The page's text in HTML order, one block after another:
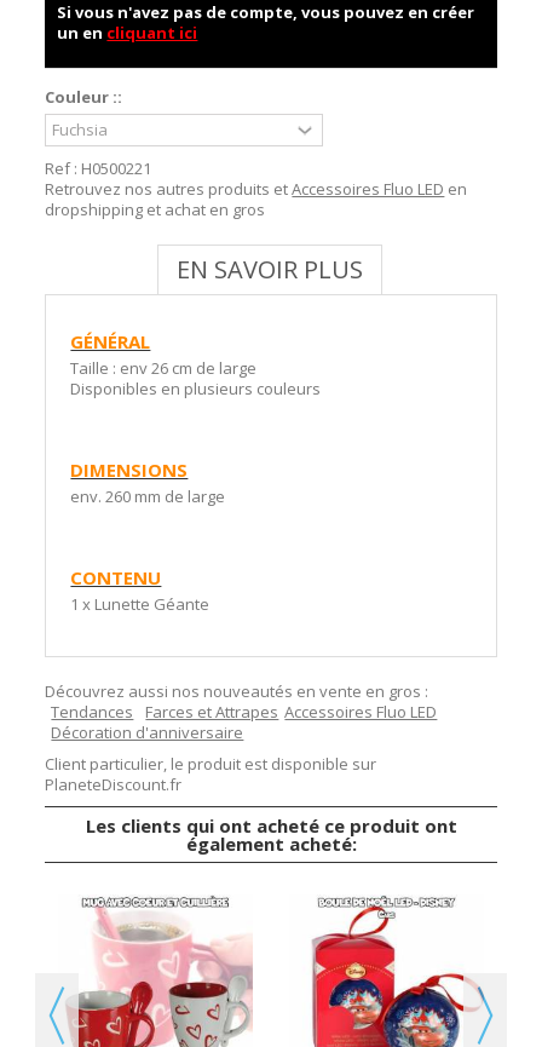
Si vous n'avez pas de compte, vous pouvez en créer
un en cliquant ici
Couleur ::
Ref : H0500221
Retrouvez nos autres produits etAccessoires Fluo LED en
dropshipping et achat en gros
EN SAVOIR PLUS
GÉNÉRAL
Taille : env 26 cm de large
Disponibles en plusieurs couleurs
DIMENSIONS
env. 260 mm de large
CONTENU
1 x Lunette Géante
Découvrez aussi nos nouveautés en vente en gros :
Tendances
Farces et Attrapes Accessoires Fluo LED
Décoration d'anniversaire
Client particulier, le produit est disponible sur
PlaneteDiscount.fr
Les clients qui ont acheté ce produit ont
également acheté: